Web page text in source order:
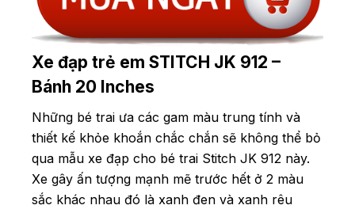
Xe đạp trẻ em STITCH JK 912 –
Bánh 20 Inches
Những bé trai ưa các gam màu trung tính và
thiết kế khỏe khoắn chắc chắn sẽ không thể bỏ
qua mẫu xe đạp cho bé trai Stitch JK 912 này.
Xe gây ấn tượng mạnh mẽ trước hết ở 2 màu
sắc khác nhau đó là xanh đen và xanh rêu